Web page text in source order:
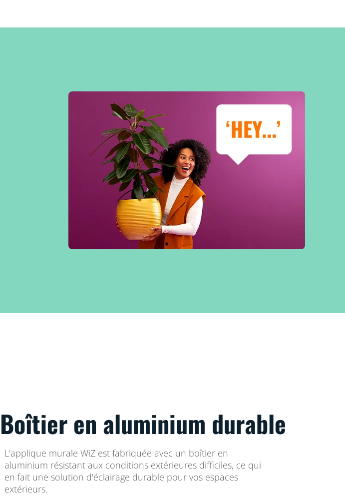
Boîtier en aluminium durable
L'applique murale WiZ est fabriquée avec un boîtier en
aluminium résistant aux conditions extérieures difficiles, ce qui
en fait une solution d'éclairage durable pour vos espaces
extérieurs.